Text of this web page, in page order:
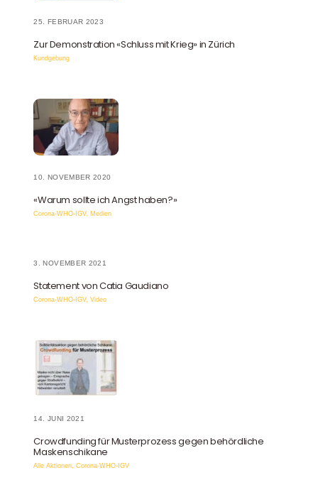
25. FEBRUAR 2023
Zur Demonstration «Schluss mit Krieg» in Zürich
Kundgebung
10. NOVEMBER 2020
«Warum sollte ich Angst haben?»
Corona-WHO-IGV, Medien
3. NOVEMBER 2021
Statement von Catia Gaudiano
Corona-WHO-IGV,Video
14. JUNI 2021
Crowdfunding für Musterprozess gegen behördliche
Maskenschikane
Alle Aktionen ,Corona-WHO-IGV